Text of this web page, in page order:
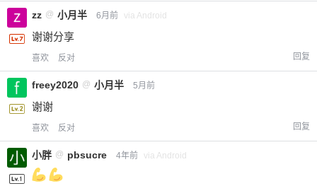
zz @ 小月半 6月前 via Android
谢谢分享
喜欢 反对 回复
freey2020 @ 小月半 5月前
谢谢
喜欢 反对 回复
小胖 @ pbsucre 4年前 via Android